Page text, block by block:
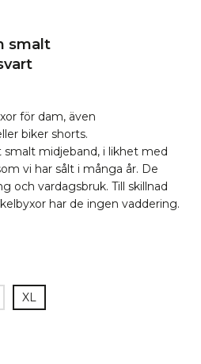
smalt
för dam, även
biker shorts.
smalt midjeband, i likhet med
vi har sålt i många år. De
och vardagsbruk. Till skillnad
har de ingen vaddering.
XL